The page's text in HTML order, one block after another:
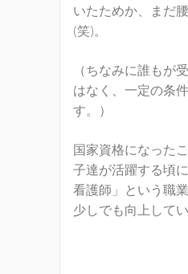
いたためか、まだ
(笑)。
（ちなみに誰もが
はなく、一定の条
す。）
国家資格になった
子達が活躍する頃
看護師」という職
少しでも向上して